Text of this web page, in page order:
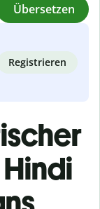
Übersetzen
Registrieren